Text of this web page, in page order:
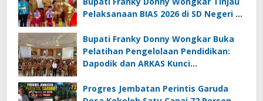
Pelaksanaan BIAS 2026 di SD Negeri 2
Bupati Franky Donny Wongkar Buka
Pelatihan Pengelolaan Pendidikan:
Dapodik dan ARKAS Kunci
Minahasa Selatan
Progres Jembatan Perintis Garuda